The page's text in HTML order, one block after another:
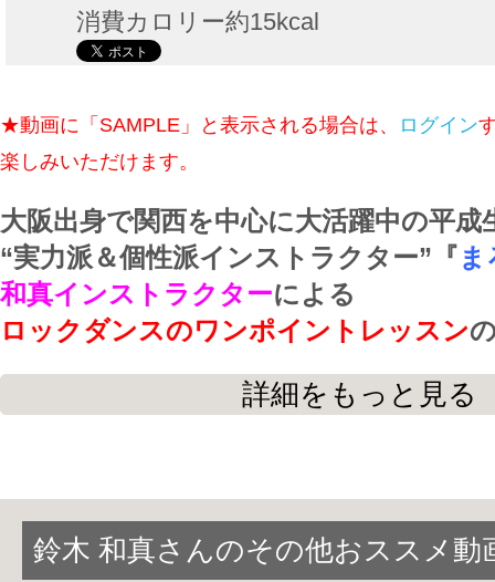
消費カロリー約15kcal
★動画に「SAMPLE」と表示される場合は、 ログイン
楽しみいただけます。
大阪出身で関西を中心に大活躍中の平成
“実力派＆個性派インストラクター”『ま
和真インストラクターによる
ロックダンスのワンポイントレッスン
これからロックダンスを始める人はも
で
丁寧な説明でしっかりとフォローして
ワンポイントレッスンは全部で１０本！
詳細をもっと見る
鈴木 和真さんのその他おススメ動